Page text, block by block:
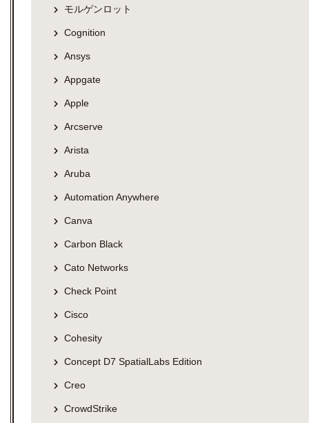
モルゲンロット
Cognition
Ansys
Appgate
Apple
Arcserve
Arista
Aruba
Automation Anywhere
Canva
Carbon Black
Cato Networks
Check Point
Cisco
Cohesity
Concept D7 SpatialLabs Edition
Creo
CrowdStrike